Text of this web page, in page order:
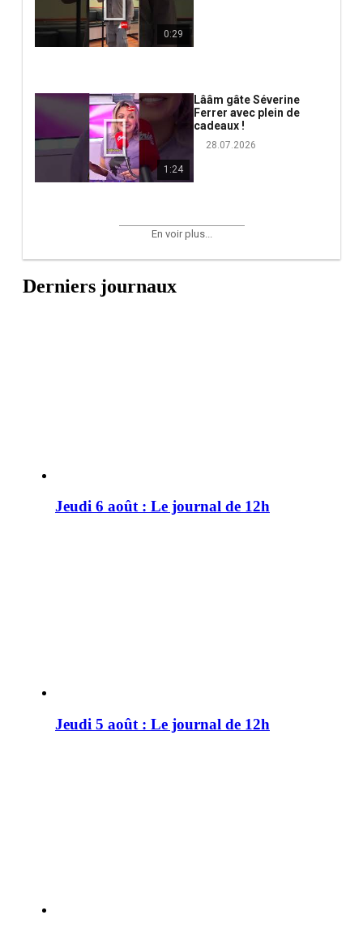
0:29
1:24
Lââm gâte Séverine
Ferrer avec plein de
cadeaux !
28.07.2026
En voir plus...
Derniers journaux
Jeudi 6 août : Le journal de 12h
Jeudi 5 août : Le journal de 12h